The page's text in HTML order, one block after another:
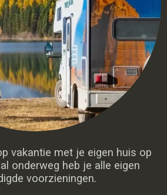
vakantie met je eigen huis op
onderweg heb je alle eigen
voorzieningen.